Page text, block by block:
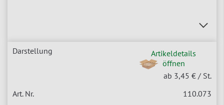
Artikeldetails
öffnen
ab 3,45 € / St.
110.073